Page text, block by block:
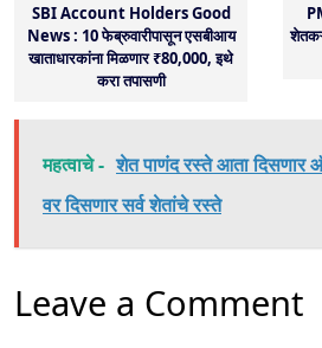
SBI Account Holders Good
News : 10 फेब्रुवारीपासून एसबीआय
खाताधारकांना मिळणार ₹80,000, इथे
करा तपासणी
महत्वाचे - शेत पाणंद रस्ते आता दिसणार
वर दिसणार सर्व शेतांचे रस्ते
Leave a Comment